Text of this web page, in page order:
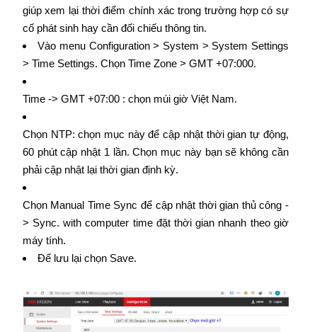
giúp xem lại thời điểm chính xác trong trường hợp có sự
cố phát sinh hay cần đối chiếu thông tin.
Vào menu Configuration > System > System Settings
> Time Settings. Chọn Time Zone > GMT +07:000.
Time -> GMT +07:00 : chọn múi giờ Việt Nam.
Chọn NTP: chọn mục này để cập nhật thời gian tự động,
60 phút cập nhật 1 lần. Chọn mục này bạn sẽ không cần
phải cập nhật lại thời gian định kỳ.
Chọn Manual Time Sync để cập nhật thời gian thủ công -
> Sync. with computer time đặt thời gian nhanh theo giờ
máy tính.
Để lưu lại chọn Save.